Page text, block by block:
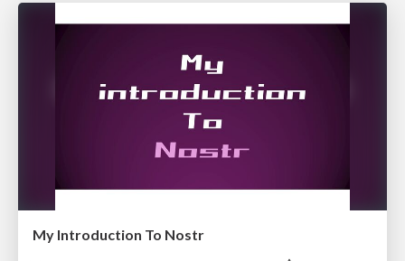
My Introduction To Nostr